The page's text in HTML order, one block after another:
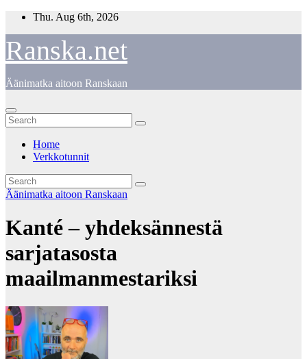
Skip
content
Thu. Aug 6th, 2026
Ranska.net
Äänimatka aitoon Ranskaan
Home
Verkkotunnit
Äänimatka aitoon Ranskaan
Kanté – yhdeksännestä
sarjatasosta
maailmanmestariksi